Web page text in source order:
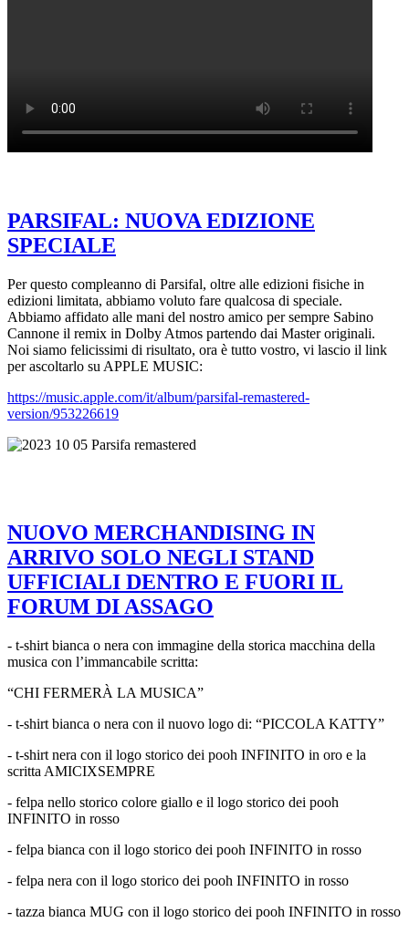
PARSIFAL: NUOVA EDIZIONE
SPECIALE
Per questo compleanno di Parsifal, oltre alle edizioni fisiche in
edizioni limitata, abbiamo voluto fare qualcosa di speciale.
Abbiamo affidato alle mani del nostro amico per sempre Sabino
Cannone il remix in Dolby Atmos partendo dai Master originali.
Noi siamo felicissimi di risultato, ora è tutto vostro, vi lascio il link
per ascoltarlo su APPLE MUSIC:
https://music.apple.com/it/album/parsifal-remastered-
version/953226619
NUOVO MERCHANDISING IN
ARRIVO SOLO NEGLI STAND
UFFICIALI DENTRO E FUORI IL
FORUM DI ASSAGO
- t-shirt bianca o nera con immagine della storica macchina della
musica con l’immancabile scritta:
“CHI FERMERÀ LA MUSICA”
- t-shirt bianca o nera con il nuovo logo di: “PICCOLA KATTY”
- t-shirt nera con il logo storico dei pooh INFINITO in oro e la
scritta AMICIXSEMPRE
- felpa nello storico colore giallo e il logo storico dei pooh
INFINITO in rosso
- felpa bianca con il logo storico dei pooh INFINITO in rosso
- felpa nera con il logo storico dei pooh INFINITO in rosso
- tazza bianca MUG con il logo storico dei pooh INFINITO in rosso